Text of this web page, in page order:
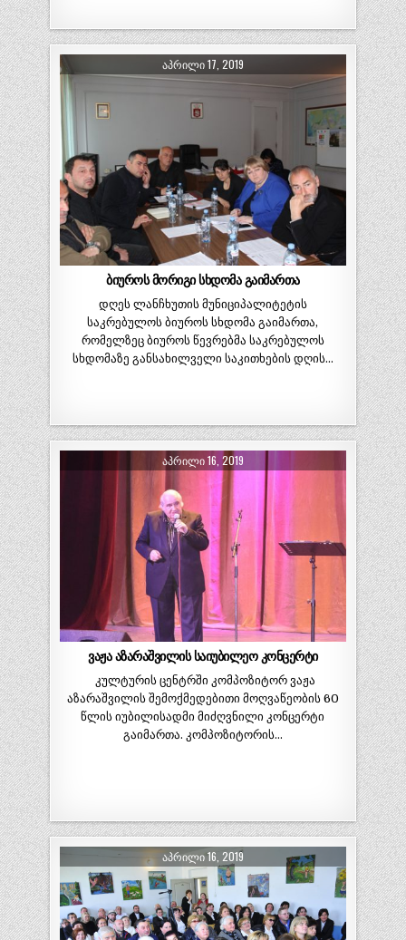
ᲐᲞᲠᲘᲚᲘ 17, 2019
ბიუროს მორიგი სხდომა გაიმართა
დღეს ლანჩხუთის მუნიციპალიტეტის
საკრებულოს ბიუროს სხდომა გაიმართა,
რომელზეც ბიუროს წევრებმა საკრებულოს
სხდომაზე განსახილველი საკითხების დღის…
ᲐᲞᲠᲘᲚᲘ 16, 2019
ვაჟა აზარაშვილის საიუბილეო კონცერტი
კულტურის ცენტრში კომპოზიტორ ვაჟა
აზარაშვილის შემოქმედებითი მოღვაწეობის 60
წლის იუბილისადმი მიძღვნილი კონცერტი
გაიმართა. კომპოზიტორის…
ᲐᲞᲠᲘᲚᲘ 16, 2019